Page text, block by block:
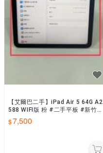
【艾爾巴二手】iPad Air 5 64G A2
588 WIFI版 粉 #二手平板 #新竹
店XDXPM
7,500